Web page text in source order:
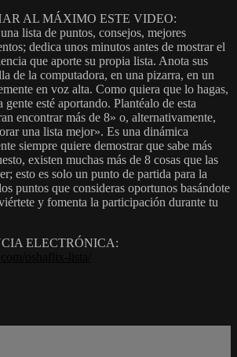
AL MÁXIMO ESTE VIDEO:
lista de puntos, consejos, mejores
dedica unos minutos antes de mostrar el
que aporte su propia lista. Anota sus
de la computadora, en una pizarra, en un
en voz alta. Como quiera que lo hagas,
esté aportando. Plantéalo de esta
encontrar más de 8» o, alternativamente,
una lista mejor». Es una dinámica
siempre quiere demostrar que sabe más
existen muchas más de 8 cosas que las
esto es solo un punto de partida para la
puntos que consideras oportunos basándote
y fomenta la participación durante tu
ELECTRÓNICA: